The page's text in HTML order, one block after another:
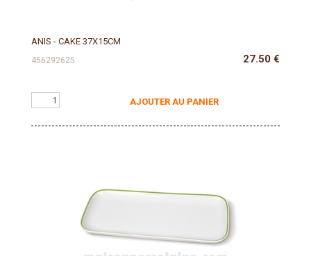
ANIS - CAKE 37X15CM
456292625 27.50 €
AJOUTER AU PANIER